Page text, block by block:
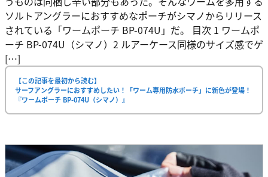
ソルトアングラーにおすすめなポーチがシマノからリリース
されている「ワームポーチ BP-074U」だ。 目次 1 ワームポ
ーチ BP-074U（シマノ）2 ルアーケース同様のサイズ感でゲ
[…]
【この記事を最初から読む】
サーフアングラーにおすすめしたい！「ワーム専用防水ポーチ」に新色が登場！
『ワームポーチ BP-074U（シマノ）』